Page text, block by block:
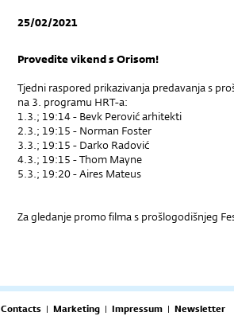
25/02/2021
Provedite vikend s Orisom!
Tjedni raspored prikazivanja predavanja s
na 3. programu HRT-a:
1.3.; 19:14 - Bevk Perović arhitekti
2.3.; 19:15 - Norman Foster
3.3.; 19:15 - Darko Radović
4.3.; 19:15 - Thom Mayne
5.3.; 19:20 - Aires Mateus
Za gledanje promo filma s prošlogodišnjeg
Contacts | Marketing | Impressum | Newsletter